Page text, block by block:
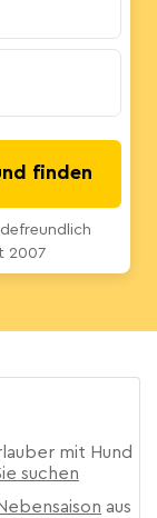
finden
2007
mit Hund
suchen
aus